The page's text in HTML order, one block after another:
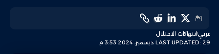
LAST UPDATED: 29 ديسمبر، 2024 3:53 م
عربيانتهاكات الاحتلال